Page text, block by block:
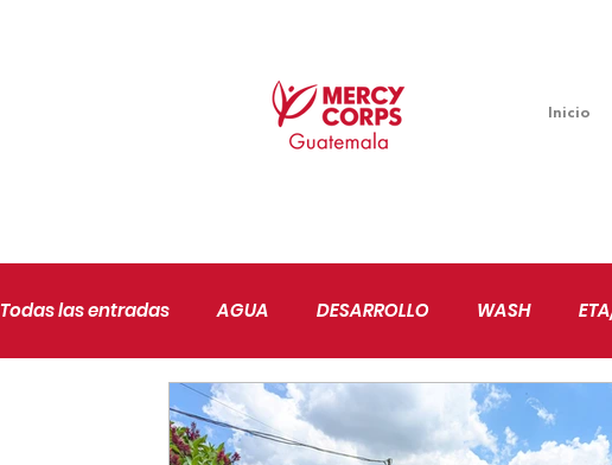
Inicio
Todas las entradas AGUA DESARROLLO WASH
PAZ Y BUENA GOBERNANZA JUVENTUDES